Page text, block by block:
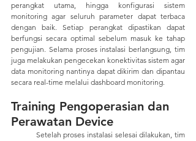
perangkat utama, hingga konfigurasi sistem
monitoring agar seluruh parameter dapat terbaca
dengan baik. Setiap perangkat dipastikan dapat
berfungsi secara optimal sebelum masuk ke tahap
pengujian. Selama proses instalasi berlangsung, tim
juga melakukan pengecekan konektivitas sistem agar
data monitoring nantinya dapat dikirim dan dipantau
secara real-time melalui dashboard monitoring.
Training Pengoperasian dan
Perawatan Device